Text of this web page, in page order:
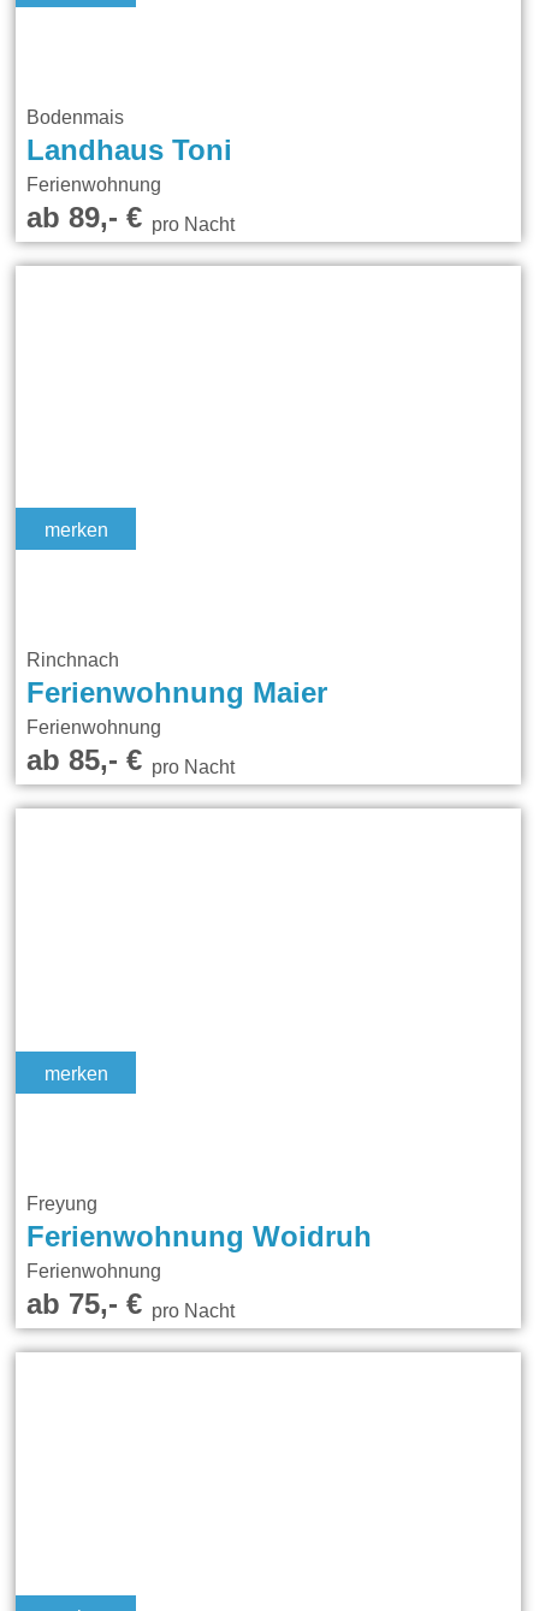
Bodenmais
Landhaus Toni
Ferienwohnung
ab 89,- €pro Nacht
merken
Rinchnach
Ferienwohnung Maier
Ferienwohnung
ab 85,- €pro Nacht
merken
Freyung
Ferienwohnung Woidruh
Ferienwohnung
ab 75,- €pro Nacht